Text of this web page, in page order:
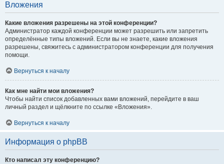
Вложения
Какие вложения разрешены на этой конференции?
Администратор каждой конференции может разрешить или запретить
определённые типы вложений. Если вы не знаете, какие вложения
разрешены, свяжитесь с администратором конференции для получения
помощи.
Вернуться к началу
Как мне найти мои вложения?
Чтобы найти список добавленных вами вложений, перейдите в ваш
личный раздел и щёлкните по ссылке «Вложения».
Вернуться к началу
Информация о phpBB
Кто написал эту конференцию?